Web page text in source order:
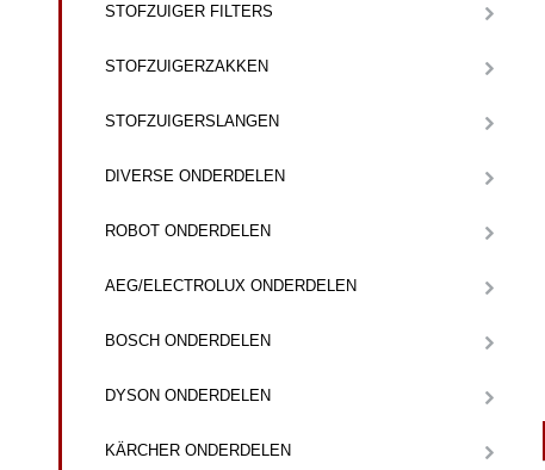
STOFZUIGER FILTERS
STOFZUIGERZAKKEN
STOFZUIGERSLANGEN
DIVERSE ONDERDELEN
ROBOT ONDERDELEN
AEG/ELECTROLUX ONDERDELEN
BOSCH ONDERDELEN
DYSON ONDERDELEN
KÄRCHER ONDERDELEN